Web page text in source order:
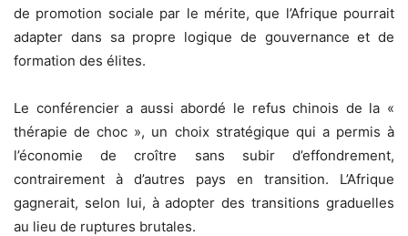
de promotion sociale par le mérite, que l’Afrique pourrait
adapter dans sa propre logique de gouvernance et de
formation des élites.
Le conférencier a aussi abordé le refus chinois de la «
thérapie de choc », un choix stratégique qui a permis à
l’économie de croître sans subir d’effondrement,
contrairement à d’autres pays en transition. L’Afrique
gagnerait, selon lui, à adopter des transitions graduelles
au lieu de ruptures brutales.